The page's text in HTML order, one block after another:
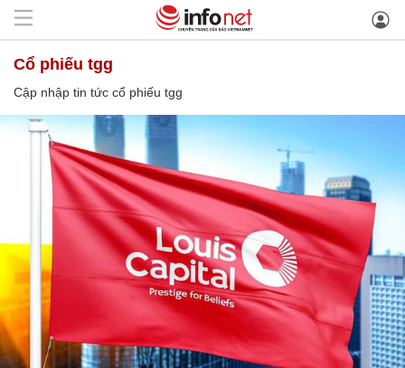
cổ phiếu tgg
Cập nhập tin tức cổ phiếu tgg